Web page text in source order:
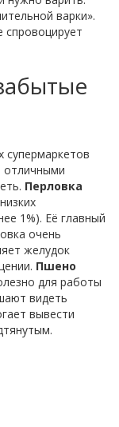
варки».
спровоцирует
супермаркетов
отличными
Перловка
1%). Её главный
очень
желудок
Пшено
для работы
видеть
вывести